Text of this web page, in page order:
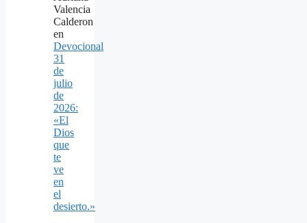
Valencia
Calderon
en
Devocional
31
de
julio
de
2026:
«El
Dios
que
te
ve
en
el
desierto.»